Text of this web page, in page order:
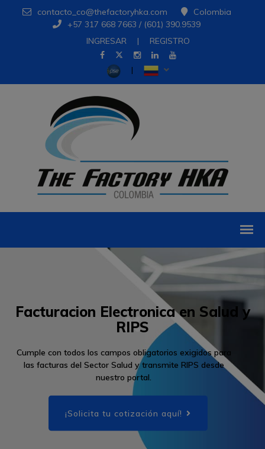
contacto_co@thefactoryhka.com
Colombia
+57 317 668 7663 / (601) 390.9539
INGRESAR
| REGISTRO
|
Genera Documentos Equivalentes
integrándote con nosotros
Emite documentos para servicios
públicos domiciliarios sin complicaciones.
Para más información y cotización